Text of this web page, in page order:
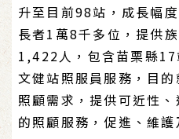
升至目前98站，成長幅
長者1萬8千多位，提供
1,422人，包含苗栗縣
文健站照服員服務，目
照顧需求，提供可近性
的照顧服務，促進、維護